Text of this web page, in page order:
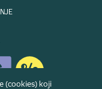
(cookies) koji